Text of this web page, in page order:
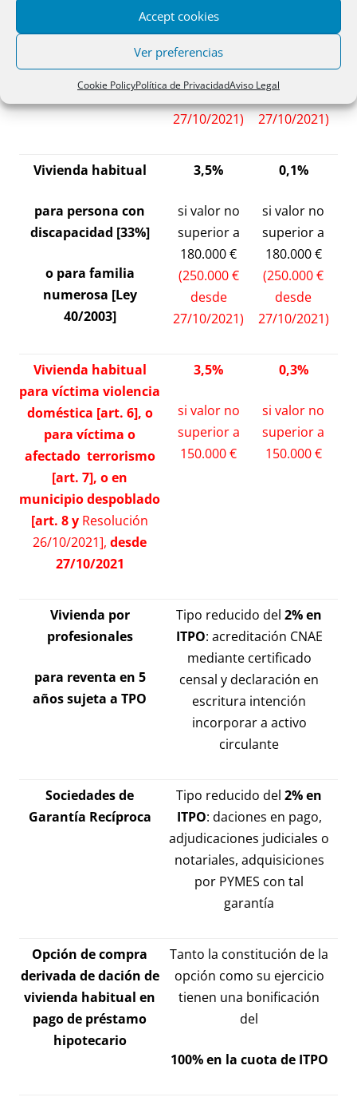
Accept cookies
Ver preferencias
Cookie PolicyPolítica de PrivacidadAviso Legal
para menor de 35
años
si valor no
superior a
130.000 €
27/10/2021)
superior a
27/10/2021)
Vivienda habitual
para persona con
discapacidad [33%]
o para familia
numerosa [Ley
40/2003]
3,5%
si valor no
superior a
180.000 €
(250.000 €
desde
27/10/2021)
0,1%
si valor no
superior a
180.000 €
(250.000 €
desde
27/10/2021)
Vivienda habitual
para víctima violencia
doméstica [art. 6], o
para víctima o
afectado terrorismo
[art. 7], o en
municipio despoblado
[art. 8y Resolución
26/10/2021], desde
27/10/2021
3,5%
si valor no
superior a
150.000 €
0,3%
si valor no
superior a
150.000 €
Vivienda por
profesionales
para reventa en 5
años sujeta a TPO
Tipo reducido del 2% en
ITPO: acreditación CNAE
mediante certificado
censal y declaración en
escritura intención
incorporar a activo
circulante
Sociedades de
Garantía Recíproca
Tipo reducido del 2% en
ITPO: daciones en pago,
adjudicaciones judiciales o
notariales, adquisiciones
por PYMES con tal
garantía
Opción de compra
derivada de dación de
vivienda habitual en
pago de préstamo
hipotecario
Tanto la constitución de la
opción como su ejercicio
tienen una bonificación
del
100% en la cuota de ITPO